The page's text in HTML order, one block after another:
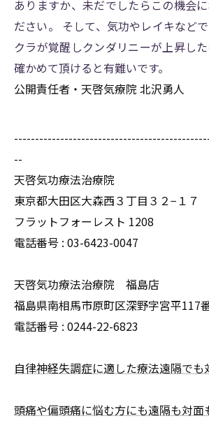
ありますか、未だでしたらこの機会
ださい。 そして、気功やレイキなど
クラが覚醒しクンダリニーが上昇し
確かめて頂けると有難いです。
公開責任者・天啓気療院 北沢勇人
--
天啓気功療法治療院
東京都大田区大森西３丁目３２−１７
フラットフォーレスト 1208
電話番号 : 03-6423-0047
天啓気功療法治療院 福島店
福島県南相馬市原町区深野字宮平117
電話番号 : 0244-22-6823
自律神経失調症に適した療法遠隔でも
頭痛や偏頭痛に悩む方にも遠隔も対面